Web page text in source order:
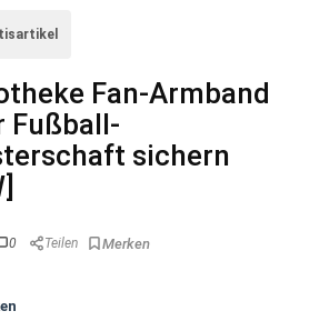
Fan-Armband
Fußball-
sichern
0 Teilen